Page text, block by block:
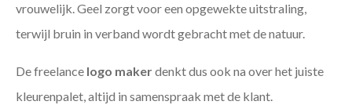
vrouwelijk. Geel zorgt voor een opgewekte uitstraling,
terwijl bruin in verband wordt gebracht met de natuur.
De freelance logo makerdenkt dus ook na over het juiste
kleurenpalet, altijd in samenspraak met de klant.